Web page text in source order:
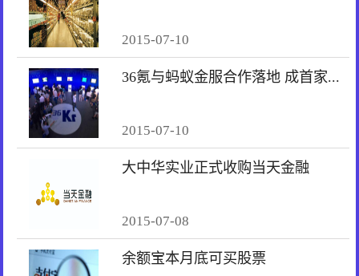
2015-07-10
36氪与蚂蚁金服合作落地 成首家...
2015-07-10
大中华实业正式收购当天金融
2015-07-08
余额宝本月底可买股票